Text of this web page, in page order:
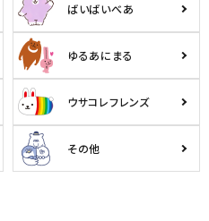
ばいばいべあ
ゆるあにまる
ウサコレフレンズ
その他